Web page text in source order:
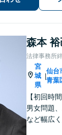
ちに寄り
森本 裕
法律事務所
宮
城
県
|
仙台
青葉
【初回時
男女問題
など幅広